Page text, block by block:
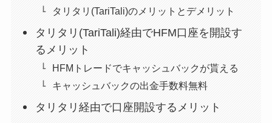
タリタリ(TariTali)のメリットとデメリット
タリタリ(TariTali)経由でHFM口座を開設す
るメリット
HFMトレードでキャッシュバックが貰える
キャッシュバックの出金手数料無料
タリタリ経由で口座開設するメリット